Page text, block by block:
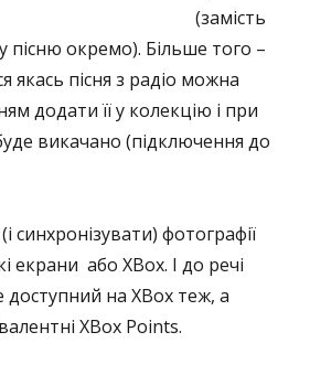
(замість
пісню окремо). Більше того –
якась пісня з радіо можна
додати її у колекцію і при
викачано (підключення до
синхронізувати) фотографії
екрани або XBox. І до речі
на XBox теж, а
XBox Points.